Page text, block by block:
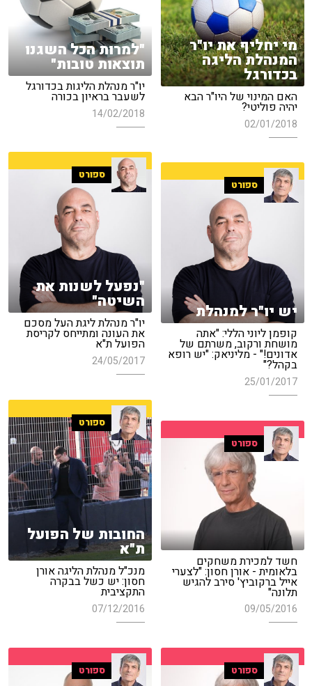
"למרות הכל השגנו
תוצאות טובות"
יו"ר מנהלת הליגות בכדורגל
לשעבר בראיון בכורה
14/02/2018
מי יחליף את יו"ר
המנהלת הליגה
בכדורגל
האם המינוי של היו"ר הבא
יהיה פוליטי?
02/01/2018
ספורט
"נפעל לשנות את
השיטה"
יו"ר מנהלת ליגת העל מסכם
את העונה ומתייחס לקריסת
הפועל ת"א
24/05/2017
ספורט
יש יו"ר למנהלת
קופמן ליוני הללי: "אתה
מושחת ורקוב, משרתם של
אדונים!" - מליניאק: "יש רופא
בקהל?"
25/01/2017
ספורט
החובות של הפועל
ת"א
מנכ"ל מנהלת הליגה אורן
חסון: יש כשל בבקרה
התקציבית
07/12/2016
ספורט
חשד למכירת משחקים
בלאומית - אורן חסון: "לצערי
אייל ברקוביץ' סירב להגיש
תלונה"
09/05/2016
ספורט ספורט